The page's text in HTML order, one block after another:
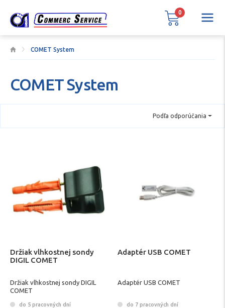
COMET System
COMET System
Podľa odporúčania
Držiak vlhkostnej sondy
DIGIL COMET
Držiak vlhkostnej sondy DIGIL
COMET
do 5 pracovných dní
Adaptér USB COMET
Adaptér USB COMET
do 7 pracovných dní
0